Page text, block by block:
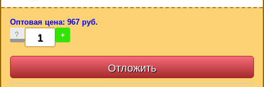
Оптовая цена: 967 руб.
- +